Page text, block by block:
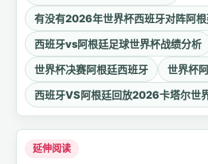
有没有2026年世界杯西班牙对阵阿
西班牙vs阿根廷足球世界杯战绩分析
世界杯决赛阿根廷西班牙
世界杯
西班牙VS阿根廷回放2026卡塔尔世
延伸阅读